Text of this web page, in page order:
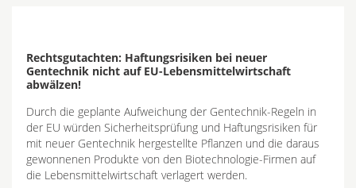
Rechtsgutachten: Haftungsrisiken bei neuer
Gentechnik nicht auf EU-Lebensmittelwirtschaft
abwälzen!
Durch die geplante Aufweichung der Gentechnik-Regeln in
der EU würden Sicherheitsprüfung und Haftungsrisiken für
mit neuer Gentechnik hergestellte Pflanzen und die daraus
gewonnenen Produkte von den Biotechnologie-Firmen auf
die Lebensmittelwirtschaft verlagert werden.